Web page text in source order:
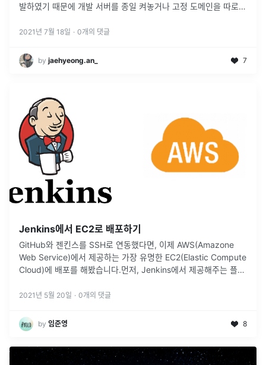
발하였기 때문에 개발 서버를 종일 켜놓거나 고정 도메인을 따로
처...
2021년 7월 18일 · 0개의 댓글
by jaehyeong.an_ 7
Jenkins에서 EC2로 배포하기
GitHub와 젠킨스를 SSH로 연동했다면, 이제 AWS(Amazone
Web Service)에서 제공하는 가장 유명한 EC2(Elastic Compute
Cloud)에 배포를 해봤습니다.먼저, Jenkins에서 제공해주는 플러
2021년 5월 20일 · 0개의 댓글
by 임준영 8